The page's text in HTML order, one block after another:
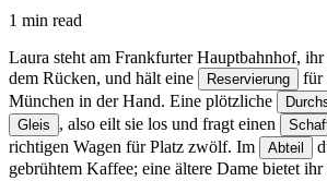
1 min read
Laura steht am Frankfurter Hauptbahnhof,
dem Rücken, und hält eine
Reservierung
für
München in der Hand. Eine plötzliche
Gleis , also eilt sie los und fragt einen
richtigen Wagen für Platz zwölf. Im Abteil
gebrühtem Kaffee; eine ältere Dame bietet